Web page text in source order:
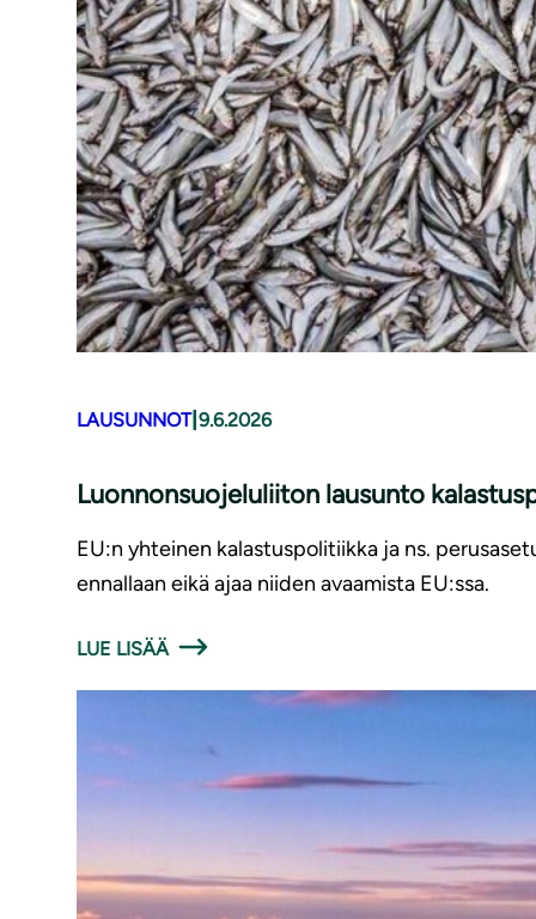
LAUSUNNOT| 9.6.2026
Luonnonsuojeluliiton lausunto
EU:n yhteinen kalastuspolitiikka ja ns.
ennallaan eikä ajaa niiden avaamista EU:ssa.
LUE LISÄÄ